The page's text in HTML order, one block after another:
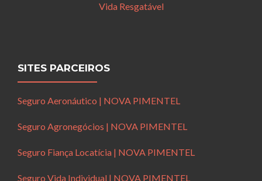
Vida Resgatável
SITES PARCEIROS
Seguro Aeronáutico | NOVA PIMENTEL
Seguro Agronegócios | NOVA PIMENTEL
Seguro Fiança Locatícia | NOVA PIMENTEL
Seguro Vida Individual | NOVA PIMENTEL